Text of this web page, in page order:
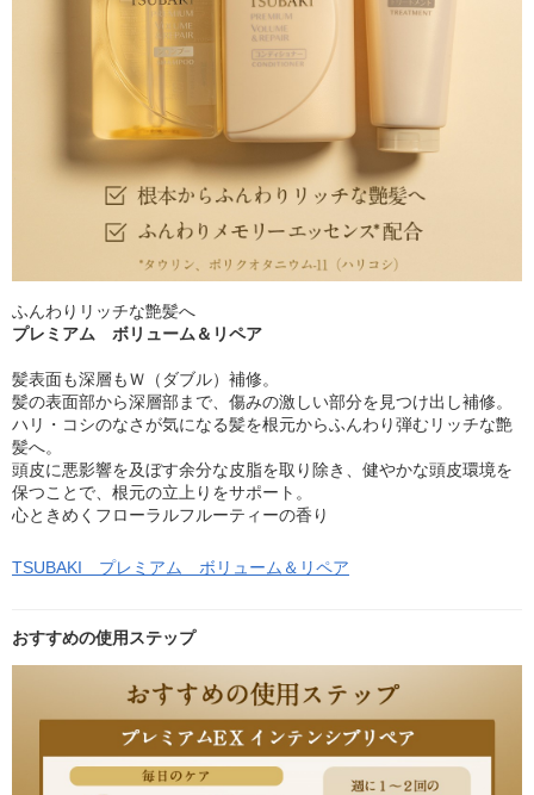
ふんわりリッチな艶髪へ
プレミアム ボリューム＆リペア
髪表面も深層もＷ（ダブル）補修。
髪の表面部から深層部まで、傷みの激しい部分を見つけ出し補修。
ハリ・コシのなさが気になる髪を根元からふんわり弾むリッチな艶
髪へ。
頭皮に悪影響を及ぼす余分な皮脂を取り除き、健やかな頭皮環境を
保つことで、根元の立上りをサポート。
心ときめくフローラルフルーティーの香り
TSUBAKI プレミアム ボリューム＆リペア
おすすめの使用ステップ